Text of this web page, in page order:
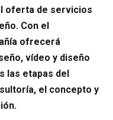
oferta de servicios
Con el
ofrecerá
vídeo y diseño
las etapas del
el concepto y